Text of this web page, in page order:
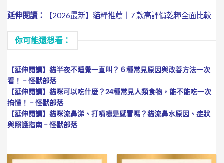
延伸閱讀： 【2026最新】貓糧推薦｜7 款高評價乾糧全面比較
你可能還想看：
【延伸閱讀】 貓半夜不睡覺一直叫？６種常見原因與改善方法一次
看！ – 怪獸部落
【延伸閱讀】 貓咪可以吃什麼？24種常見人類食物，能不能吃一次
搞懂！ – 怪獸部落
【延伸閱讀】 貓咪流鼻涕、打噴嚏是感冒嗎？貓流鼻水原因、症狀
與照護指南 – 怪獸部落